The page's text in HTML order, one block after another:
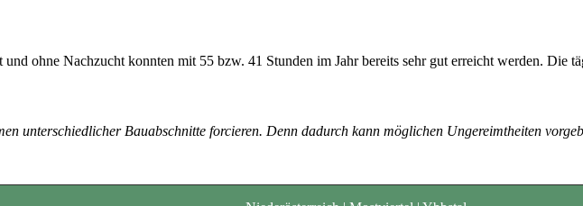
ohne Nachzucht konnten mit 55 bzw. 41 Stunden im Jahr bereits sehr gut erreicht werden. Die
unterschiedlicher Bauabschnitte forcieren. Denn dadurch kann möglichen Ungereimtheiten